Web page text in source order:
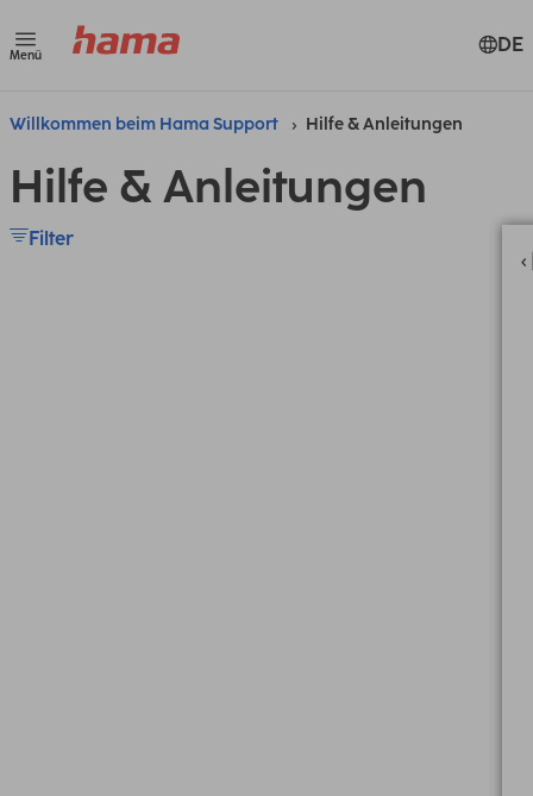
Menü DE
Willkommen beim Hama Support Hilfe & Anleitungen
Hilfe & Anleitungen
Filter